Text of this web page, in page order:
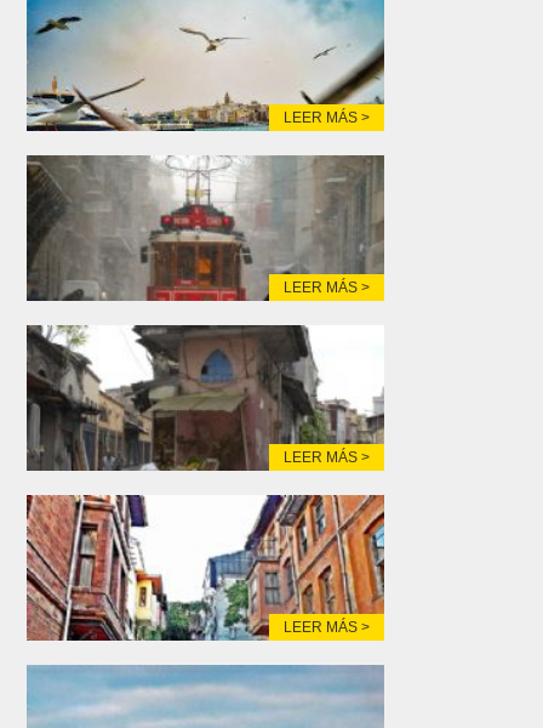
LEER MÁS >
LEER MÁS >
LEER MÁS >
LEER MÁS >